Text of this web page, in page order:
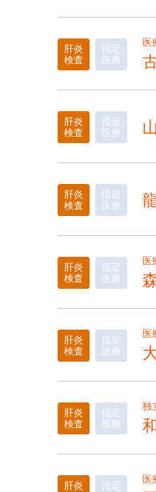
肝炎
検査
指定
医療
医
肝炎
検査
指定
医療
肝炎
検査
指定
医療
肝炎
検査
指定
医療
医
肝炎
検査
指定
医療
医
肝炎
検査
指定
医療
独
肝炎
指定
医